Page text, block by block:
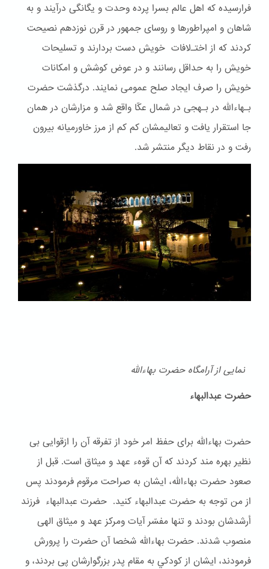
فرارسیده که اهل عالم بسرا پرده وحدت و یگانگی درآیند و به
شاهان و امپراطورها و روسای جمهور در قرن نوزدهم نصیحت
کردند که از اختـﻻفات خویش دست بردارند و تسلیحات
خویش را به حداقل رسانند و در عوض کوشش و امکانات
خویش را صرف ایجاد صلح عمومی نمایند. درگذشت حضرت
بـهاءالله در بـهجی در شمال عکّا واقع شد و مزارشان در همان
جا استقرار یافت و تعالیمشان کم کم از مرز خاورمیانه بیرون
رفت و در نقاط دیگر منتشر شد.
نمایی از آرامگاه حضرت بهاءالله
حضرت عبدالبهاء
حضرت بهاءالله برای حفظ امر خود از تفرقه آن را ازقوایی بی
نظیر بهره مند کردند که آن قوهء عهد و ميثاق است. قبل از
صعود حضرت بهاءالله، ایشان به صراحت مرقوم فرمودند پس
از من توجه به حضرت عبدالبهاء كنيد. حضرت عبدالبهاء فرزند
أرشدشان بودند و تنها مفسّر آيات ومركز عهد و ميثاق الهى
منصوب شدند. حضرت بهاءالله شخصا آن حضرت را پرورش
فرمودند، ايشان از كودكي به مقام پدر بزرگوارشان پى بردند، و